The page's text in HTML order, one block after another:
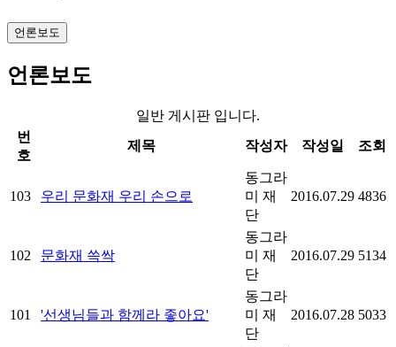
언론보도
언론보도
일반 게시판 입니다.
번
호
제목 작성자 작성일 조회
103 우리 문화재 우리 손으로
동그라
미 재
단
2016.07.29 4836
102 문화재 쓱싹
동그라
미 재
단
2016.07.29 5134
101 '선생님들과 함께라 좋아요'
동그라
미 재
단
2016.07.28 5033